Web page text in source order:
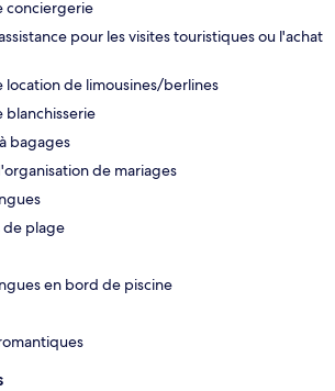
conciergerie
pour les visites touristiques ou l'achat
location de limousines/berlines
blanchisserie
bagages
de mariages
de plage
en bord de piscine